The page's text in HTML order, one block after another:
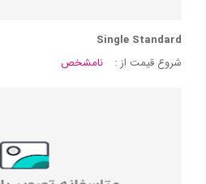
Single Standard
شروع قیمت از :
نامشخص